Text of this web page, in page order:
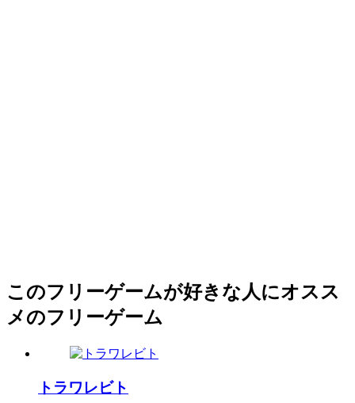
このフリーゲームが好きな人にオスス
メのフリーゲーム
トラワレビト